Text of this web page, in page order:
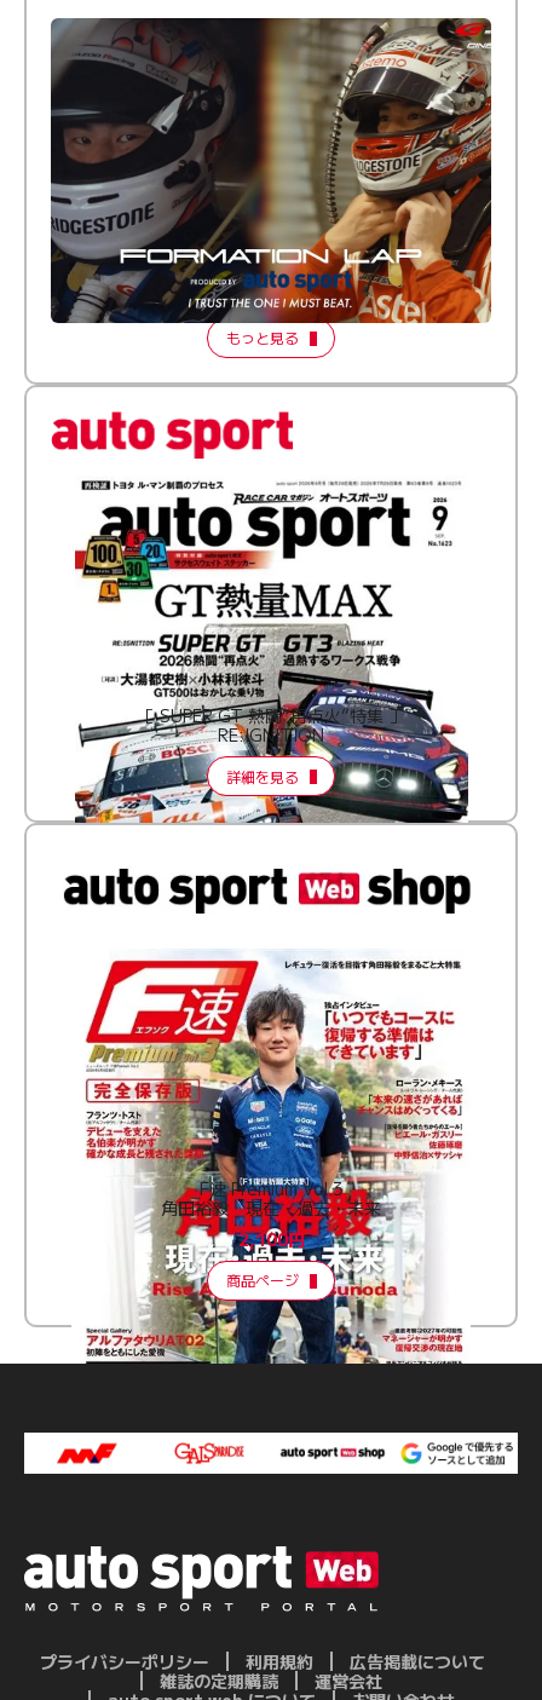
倒す相手を、信じてる。小林利徠斗 × 野村勇斗
【FORMATION LAP Produced by auto sport】
2026 Episode 2
もっと見る
［ SUPER GT 熱闘“再点火”特集 ］
RE:IGNITION
詳細を見る
F速 Premium Vol.3
角田裕毅 現在・過去・未来
2,100円
商品ページ
プライバシーポリシー 利用規約
広告掲載について
雑誌の定期購読
運営会社